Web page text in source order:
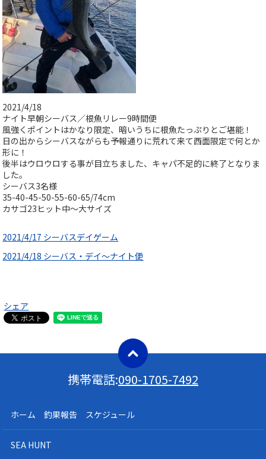
2021/4/18
ナイト早朝シーバス／根魚リレー9時間便
風強くポイントはかなり限定、暗いうちに根魚たっぷりとご堪能！
日の出からシーバスながらも予報通りに荒れて来て西面限定で何とか
形に！
後半はウロウロする事が目立ちました、キャパ不足的に終了となりま
した。
シーバス3名様
35-40-45-50-55-60-65/74cm
カサゴ23ヒット中〜大サイズ
2021/4/17 シーバスデイゲーム
2021/4/18 シーバス・デイ～ナイト便
シェア
携帯電話:090-1705-7492
ホーム 釣果報告 スケジュール
SEA HUNT